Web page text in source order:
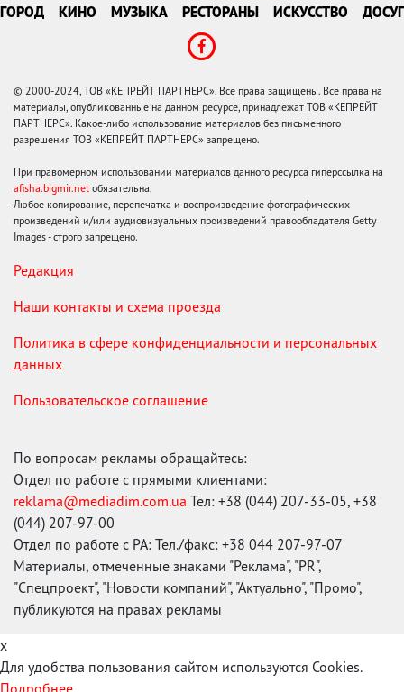
ГОРОД КИНО МУЗЫКА РЕСТОРАНЫ ИСКУССТВО ДОСУГ
© 2000-2024, ТОВ «КЕПРЕЙТ ПАРТНЕРС». Все права защищены. Все права на
материалы, опубликованные на данном ресурсе, принадлежат ТОВ «КЕПРЕЙТ
ПАРТНЕРС». Какое-либо использование материалов без письменного
разрешения ТОВ «КЕПРЕЙТ ПАРТНЕРС» запрещено.
При правомерном использовании материалов данного ресурса гиперссылка на
afisha.bigmir.net обязательна.
Любое копирование, перепечатка и воспроизведение фотографических
произведений и/или аудиовизуальных произведений правообладателя Getty
Images - строго запрещено.
Редакция
Наши контакты и схема проезда
Политика в сфере конфиденциальности и персональных
данных
Пользовательское соглашение
По вопросам рекламы обращайтесь:
Отдел по работе с прямыми клиентами:
reklama@mediadim.com.ua Тел: +38 (044) 207-33-05, +38
(044) 207-97-00
Отдел по работе с РА: Тел./факс: +38 044 207-97-07
Материалы, отмеченные знаками "Реклама", "PR",
"Спецпроект", "Новости компаний", "Актуально", "Промо",
публикуются на правах рекламы
x
Для удобства пользования сайтом используются Cookies.
Подробнее...